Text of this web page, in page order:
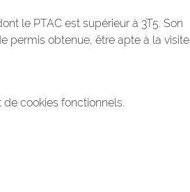
le PTAC est supérieur à 3T5. Son
permis obtenue, être apte à la visite
cookies fonctionnels.